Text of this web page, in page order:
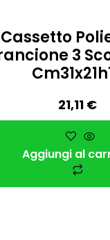
Cassetto
3
21,11 €
Aggiungi al